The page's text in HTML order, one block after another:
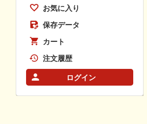
お気に入り
保存データ
カート
注文履歴
ログイン